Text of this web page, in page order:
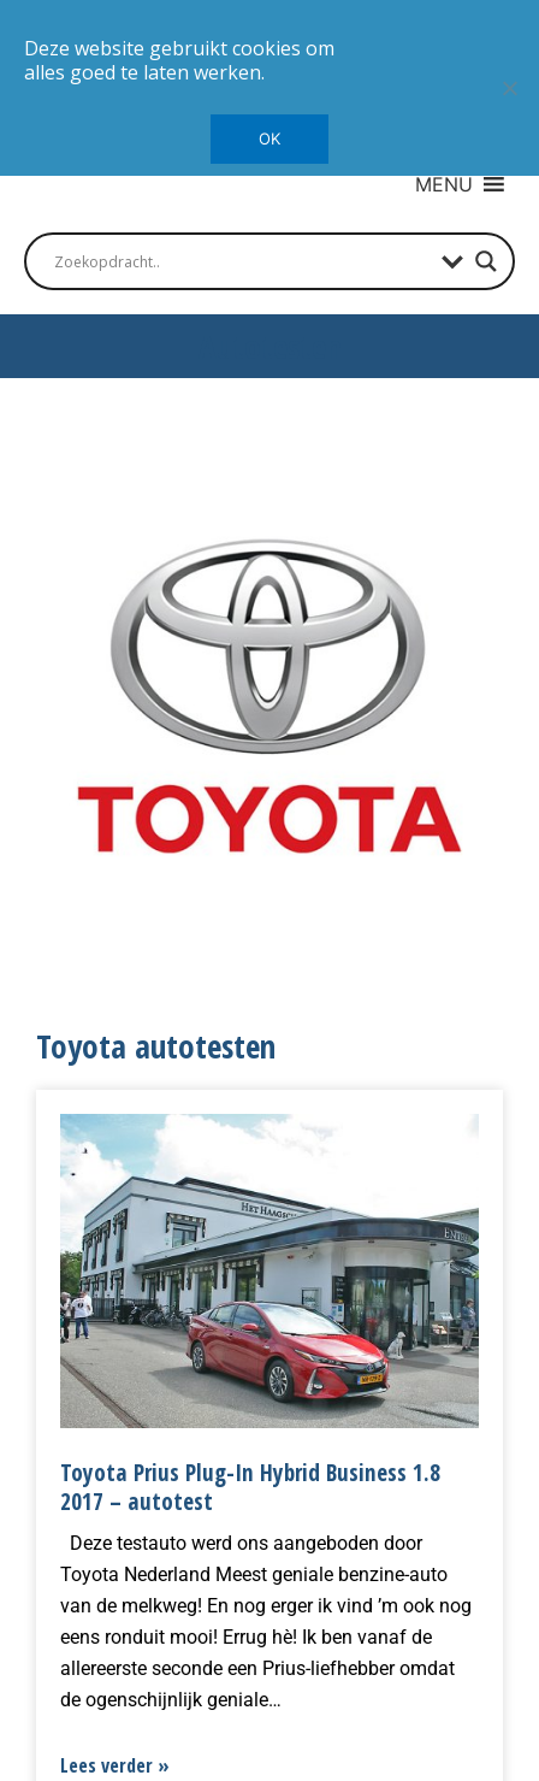
MENU
Toyota autotesten
Toyota Prius Plug-In Hybrid Business 1.8
2017 – autotest
Deze testauto werd ons aangeboden door
Toyota Nederland Meest geniale benzine-auto
van de melkweg! En nog erger ik vind ’m ook nog
eens ronduit mooi! Errug hè! Ik ben vanaf de
allereerste seconde een Prius-liefhebber omdat
de ogenschijnlijk geniale…
Lees verder »
Deze website gebruikt cookies om
alles goed te laten werken.
OK